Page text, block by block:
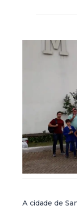
A cidade de